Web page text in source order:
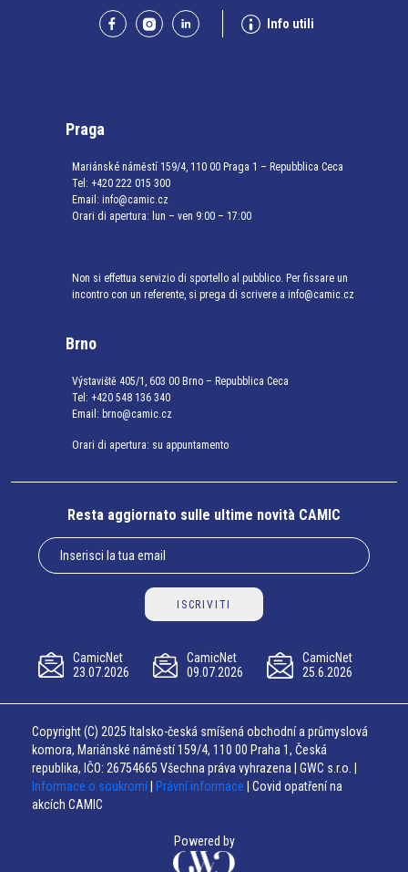
Info utili
Praga
Mariánské náměstí 159/4, 110 00 Praga 1 – Repubblica Ceca
Tel: +420 222 015 300
Email: info@camic.cz
Orari di apertura: lun – ven 9:00 – 17:00
Non si effettua servizio di sportello al pubblico. Per fissare un
incontro con un referente, si prega di scrivere a info@camic.cz
Brno
Výstaviště 405/1, 603 00 Brno – Repubblica Ceca
Tel: +420 548 136 340
Email: brno@camic.cz
Orari di apertura: su appuntamento
Resta aggiornato sulle ultime novità CAMIC
ISCRIVITI
CamicNet
23.07.2026
CamicNet
09.07.2026
CamicNet
25.6.2026
Copyright (C) 2025 Italsko-česká smíšená obchodní a průmyslová
komora, Mariánské náměstí 159/4, 110 00 Praha 1, Česká
republika, IČO: 26754665 Všechna práva vyhrazena | GWC s.r.o. |
Informace o soukromí
Právní informace | Covid opatření na
akcích CAMIC
Powered by